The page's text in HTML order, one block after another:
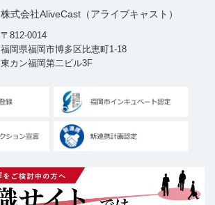
株式会社AliveCast（アライブキャスト）
〒812-0014
福岡県福岡市博多区比恵町1-18
東カン福岡第二ビル3F